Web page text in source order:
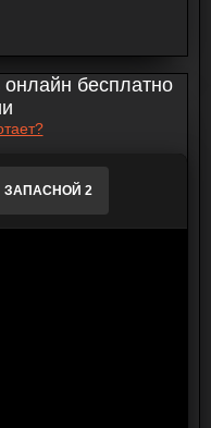
бесплатно
ЗАПАСНОЙ 2